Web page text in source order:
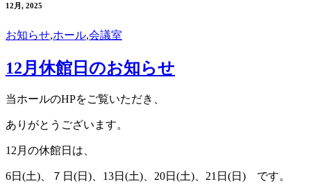
12月, 2025
お知らせ,ホール,会議室
12月休館日のお知らせ
当ホールのHPをご覧いただき、
ありがとうございます。
12月の休館日は、
6日(土)、７日(日)、13日(土)、20日(土)、21日(日) です。